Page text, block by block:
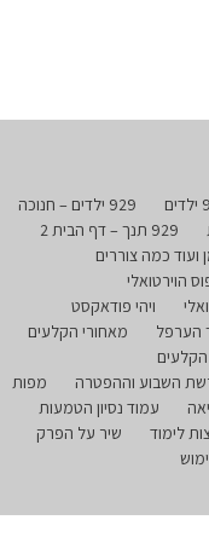
929 ילדים – חנוכה
929 תנך – דף הבית 2
ועוד כמה צוררים
הוירטואלי
ויהי פודאקסט
הערפל
מאחורי הקלעים
השבוע וההפטרה
מפות
עמוד נסיון הטמעות
לימוד
שיר על הפרק